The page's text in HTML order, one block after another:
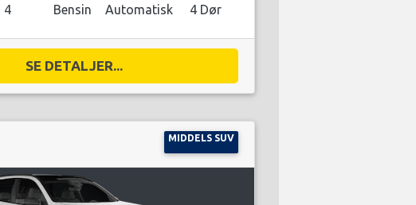
4 Bensin Automatisk 4 Dør
SE DETALJER...
MIDDELS SUV